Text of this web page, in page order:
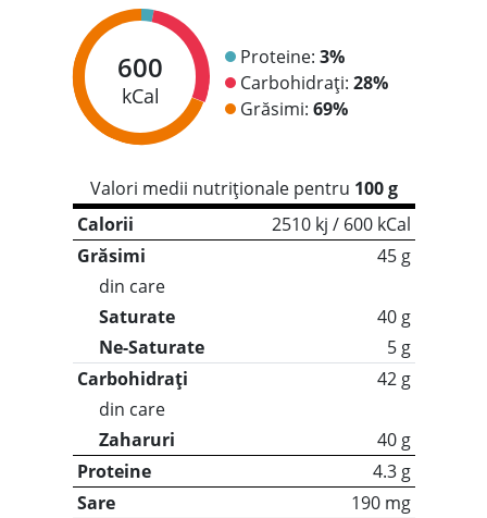
600
kCal
Proteine: 3%
Carbohidrați: 28%
Grăsimi: 69%
Valori medii nutriționale pentru 100 g
Calorii
2510 kj / 600 kCal
Grăsimi
45 g
din care
Saturate
40 g
Ne-Saturate
5 g
Carbohidrați
42 g
din care
Zaharuri
40 g
Proteine
4.3 g
Sare
190 mg